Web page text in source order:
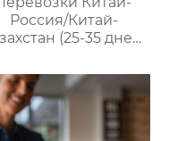
Россия/Китай-
(25-35 дней)
управлению
поставок